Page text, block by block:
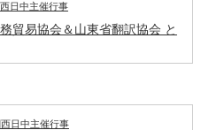
日中主催行事
貿易協会＆山東省翻訳協会 と
日中主催行事